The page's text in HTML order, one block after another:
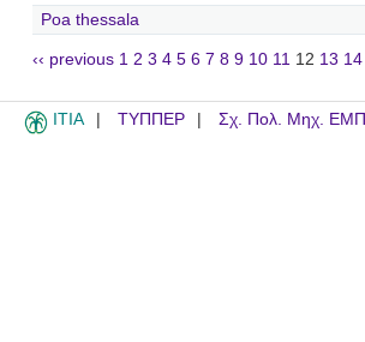
Poa thessala
‹‹ previous 1 2 3 4 5 6 7 8 9 10 11 12 13 14
ITIA ΤΥΠΠΕΡ Σχ. Πολ. Μηχ. ΕΜΠ